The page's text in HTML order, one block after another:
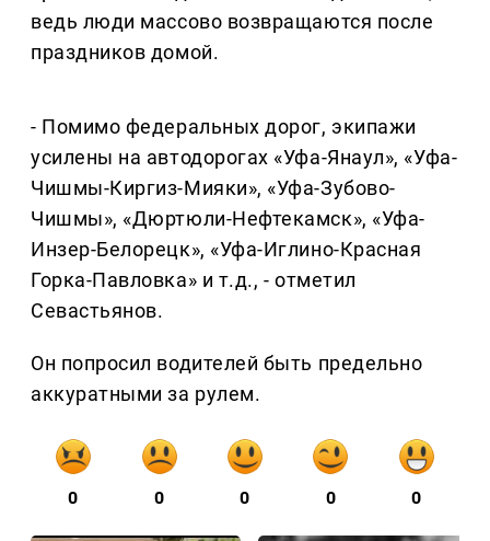
ведь люди массово возвращаются после
праздников домой.
- Помимо федеральных дорог, экипажи
усилены на автодорогах «Уфа-Янаул», «Уфа-
Чишмы-Киргиз-Мияки», «Уфа-Зубово-
Чишмы», «Дюртюли-Нефтекамск», «Уфа-
Инзер-Белорецк», «Уфа-Иглино-Красная
Горка-Павловка» и т.д., - отметил
Севастьянов.
Он попросил водителей быть предельно
аккуратными за рулем.
0 0 0 0 0